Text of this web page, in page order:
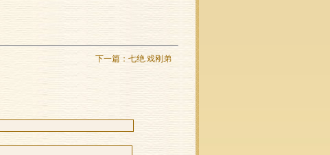
下一篇： 七绝.戏刚弟